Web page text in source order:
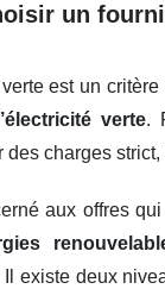
un
verte est un
verte.
charges strict,
aux offres
existe deux